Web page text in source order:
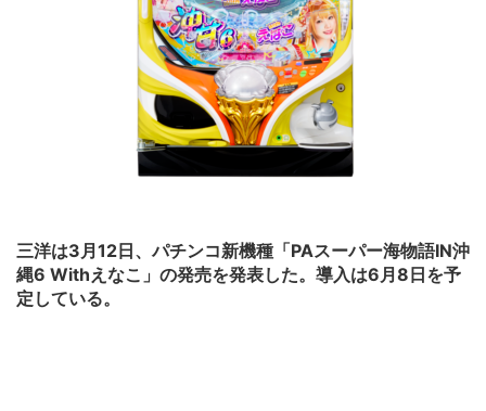
三洋は3月12日、パチンコ新機種「PAスーパー海物語IN沖
縄6 Withえなこ」の発売を発表した。導入は6月8日を予
定している。